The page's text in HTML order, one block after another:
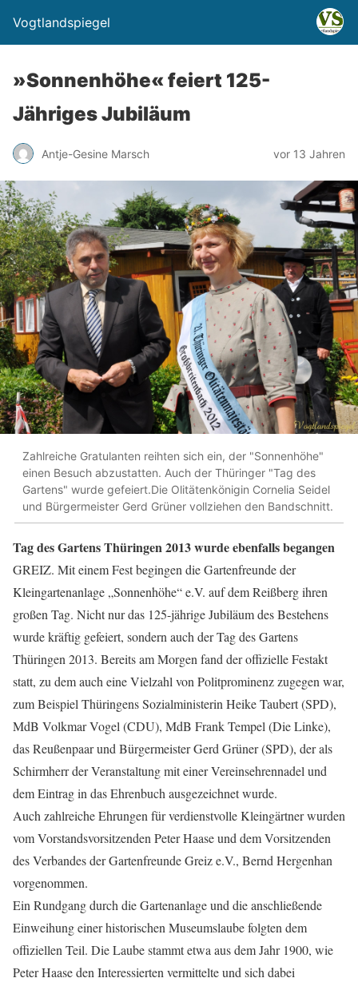
Vogtlandspiegel
»Sonnenhöhe« feiert 125-
Jähriges Jubiläum
Antje-Gesine Marsch vor 13 Jahren
Zahlreiche Gratulanten reihten sich ein, der "Sonnenhöhe"
einen Besuch abzustatten. Auch der Thüringer "Tag des
Gartens" wurde gefeiert.Die Olitätenkönigin Cornelia Seidel
und Bürgermeister Gerd Grüner vollziehen den Bandschnitt.
Tag des Gartens Thüringen 2013 wurde ebenfalls begangen
GREIZ. Mit einem Fest begingen die Gartenfreunde der
Kleingartenanlage „Sonnenhöhe“ e.V. auf dem Reißberg ihren
großen Tag. Nicht nur das 125-jährige Jubiläum des Bestehens
wurde kräftig gefeiert, sondern auch der Tag des Gartens
Thüringen 2013. Bereits am Morgen fand der offizielle Festakt
statt, zu dem auch eine Vielzahl von Politprominenz zugegen war,
zum Beispiel Thüringens Sozialministerin Heike Taubert (SPD),
MdB Volkmar Vogel (CDU), MdB Frank Tempel (Die Linke),
das Reußenpaar und Bürgermeister Gerd Grüner (SPD), der als
Schirmherr der Veranstaltung mit einer Vereinsehrennadel und
dem Eintrag in das Ehrenbuch ausgezeichnet wurde.
Auch zahlreiche Ehrungen für verdienstvolle Kleingärtner wurden
vom Vorstandsvorsitzenden Peter Haase und dem Vorsitzenden
des Verbandes der Gartenfreunde Greiz e.V., Bernd Hergenhan
vorgenommen.
Ein Rundgang durch die Gartenanlage und die anschließende
Einweihung einer historischen Museumslaube folgten dem
offiziellen Teil. Die Laube stammt etwa aus dem Jahr 1900, wie
Peter Haase den Interessierten vermittelte und sich dabei